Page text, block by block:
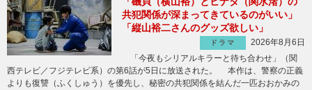
共犯関係が深まってきているのがいい」
「縦山裕二さんのグッズ欲しい」
ドラマ
2026年8月6日
「今夜もシリアルキラーと待ち合わせ」（関
西テレビ／フジテレビ系）の第6話が5日に放送された。 本作は、警察の正義
よりも復讐（ふくしゅう）を優先し、秘密の共犯関係を結んだ一匹おおかみの